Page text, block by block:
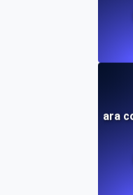
Guía paso a paso para